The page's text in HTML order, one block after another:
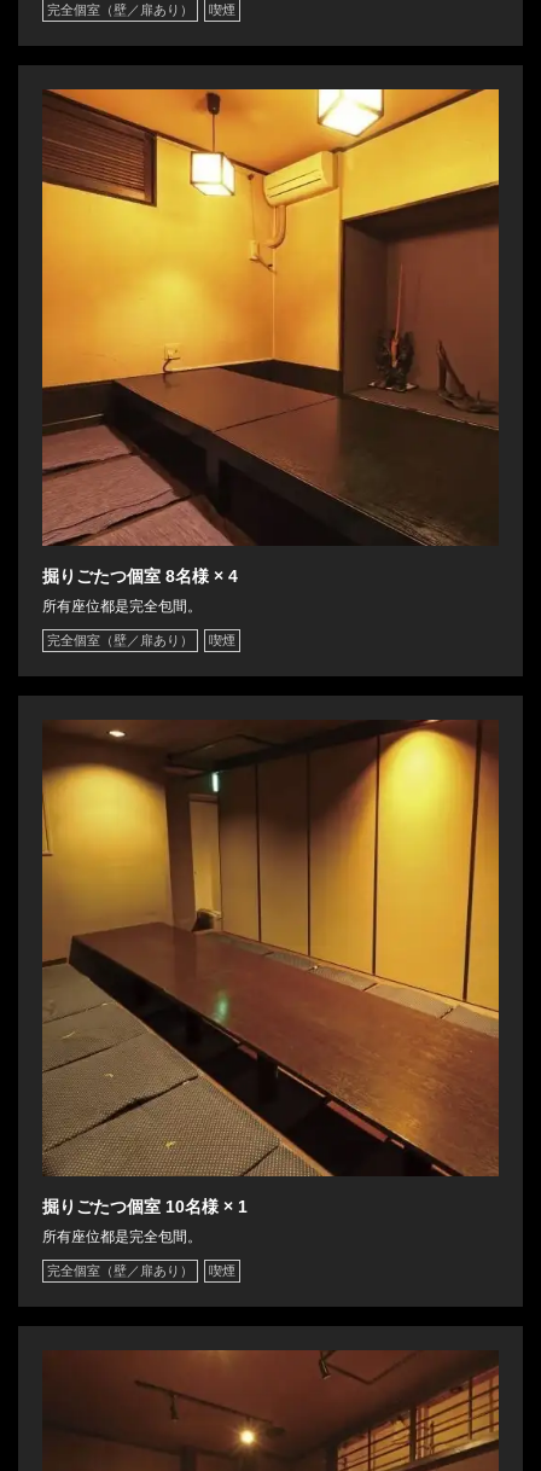
完全個室（壁／扉あり） 喫煙
掘りごたつ個室 8名様 × 4
所有座位都是完全包間。
完全個室（壁／扉あり） 喫煙
掘りごたつ個室 10名様 × 1
所有座位都是完全包間。
完全個室（壁／扉あり） 喫煙
この店舗情報をシェアする
北海道釧路市末広町２丁目２２番１号
https://sengoku-suehiro.owst.jp/seats
お店情報をコピー